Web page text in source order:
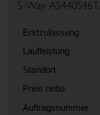
S-Way
Erstzulassung
Laufleistung
Standort
Preis netto
Auftragsnummer